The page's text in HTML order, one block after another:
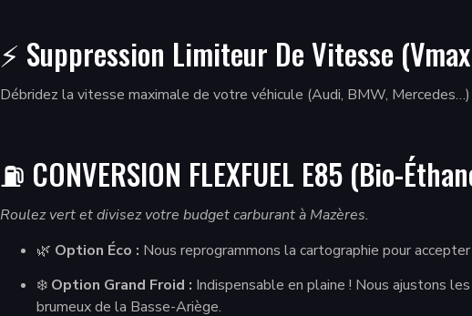
⚡ Suppression Limiteur De Vitesse
Débridez la vitesse maximale de votre véhicule (Audi, BMW,
⛽ CONVERSION FLEXFUEL E85 (Bio-
Roulez vert et divisez votre budget carburant à Mazères.
🌿 Option Éco : Nous reprogrammons la cartographie pour
❄️ Option Grand Froid : Indispensable en plaine ! Nous ajustons
brumeux de la Basse-Ariège.